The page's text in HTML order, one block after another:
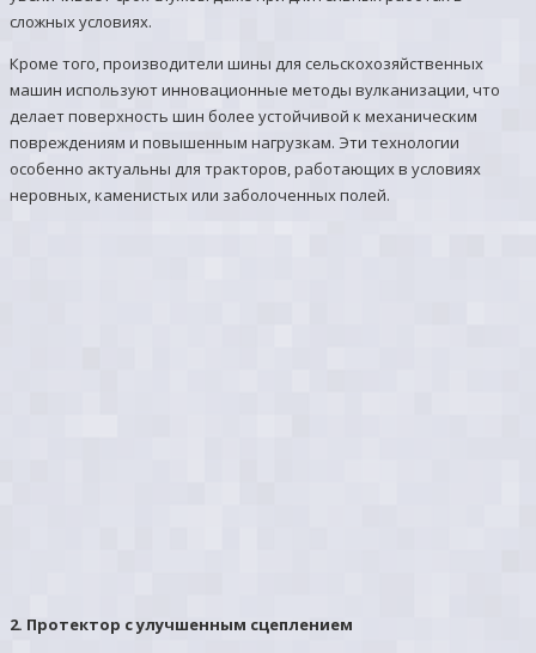
сложных условиях.
Кроме того, производители шины для сельскохозяйственных
машин используют инновационные методы вулканизации, что
делает поверхность шин более устойчивой к механическим
повреждениям и повышенным нагрузкам. Эти технологии
особенно актуальны для тракторов, работающих в условиях
неровных, каменистых или заболоченных полей.
2. Протектор с улучшенным сцеплением